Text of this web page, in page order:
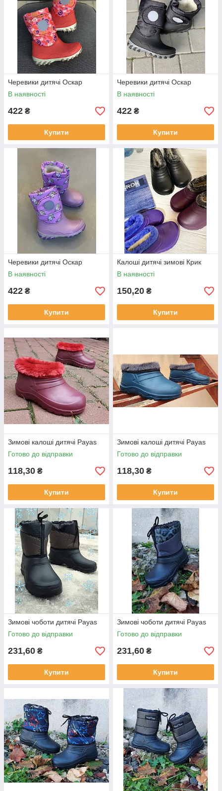
Черевики дитячі Оскар
В наявності
422 ₴
Купити
Черевики дитячі Оскар
В наявності
422 ₴
Купити
Черевики дитячі Оскар
В наявності
422 ₴
Купити
Калоші дитячі зимові Крик
В наявності
150,20 ₴
Купити
Зимові калоші дитячі Payas
Готово до відправки
118,30 ₴
Купити
Зимові калоші дитячі Payas
Готово до відправки
118,30 ₴
Купити
Зимові чоботи дитячі Payas
Готово до відправки
231,60 ₴
Купити
Зимові чоботи дитячі Payas
Готово до відправки
231,60 ₴
Купити